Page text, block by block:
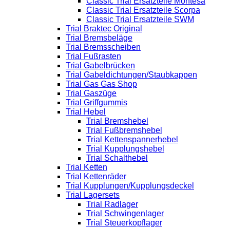
Classic Trial Ersatzteile Scorpa
Classic Trial Ersatzteile SWM
Trial Braktec Original
Trial Bremsbeläge
Trial Bremsscheiben
Trial Fußrasten
Trial Gabelbrücken
Trial Gabeldichtungen/Staubkappen
Trial Gas Gas Shop
Trial Gaszüge
Trial Griffgummis
Trial Hebel
Trial Bremshebel
Trial Fußbremshebel
Trial Kettenspannerhebel
Trial Kupplungshebel
Trial Schalthebel
Trial Ketten
Trial Kettenräder
Trial Kupplungen/Kupplungsdeckel
Trial Lagersets
Trial Radlager
Trial Schwingenlager
Trial Steuerkopflager